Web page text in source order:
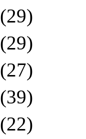
(29)
(29)
(27)
(39)
(22)